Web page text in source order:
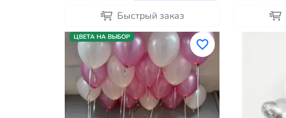
Быстрый заказ
ЦВЕТА НА ВЫБОР